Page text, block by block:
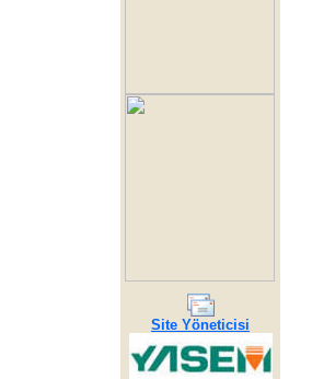
Site Yöneticisi